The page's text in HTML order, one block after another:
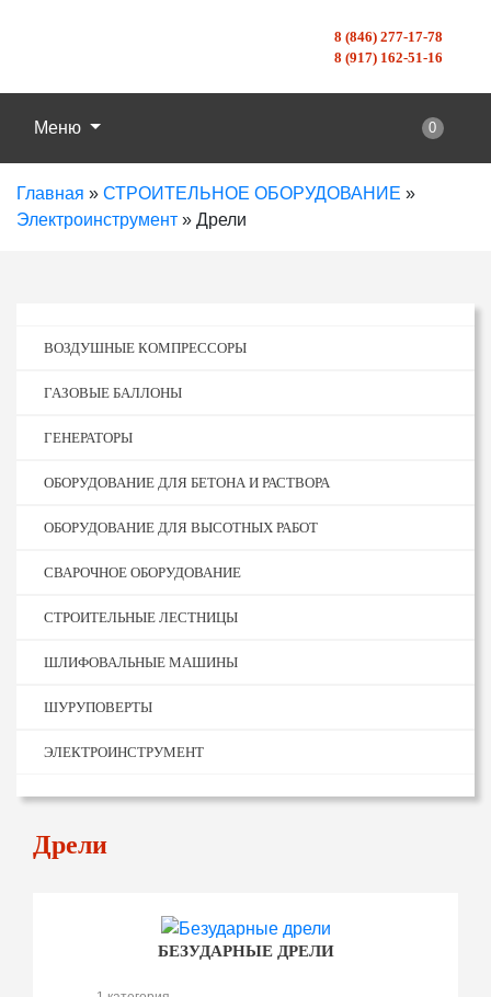
8 (846) 277-17-78
8 (917) 162-51-16
Меню 0
Главная » СТРОИТЕЛЬНОЕ ОБОРУДОВАНИЕ »
Электроинструмент » Дрели
ВОЗДУШНЫЕ КОМПРЕССОРЫ
ГАЗОВЫЕ БАЛЛОНЫ
ГЕНЕРАТОРЫ
ОБОРУДОВАНИЕ ДЛЯ БЕТОНА И РАСТВОРА
ОБОРУДОВАНИЕ ДЛЯ ВЫСОТНЫХ РАБОТ
СВАРОЧНОЕ ОБОРУДОВАНИЕ
СТРОИТЕЛЬНЫЕ ЛЕСТНИЦЫ
ШЛИФОВАЛЬНЫЕ МАШИНЫ
ШУРУПОВЕРТЫ
ЭЛЕКТРОИНСТРУМЕНТ
Дрели
БЕЗУДАРНЫЕ ДРЕЛИ